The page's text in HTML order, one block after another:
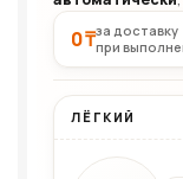
0 ₸за доставку
при
ЛЁГКИЙ